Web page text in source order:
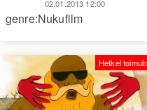
02.01.2013 12:00
genre:Nukufilm
Hetkel toimub